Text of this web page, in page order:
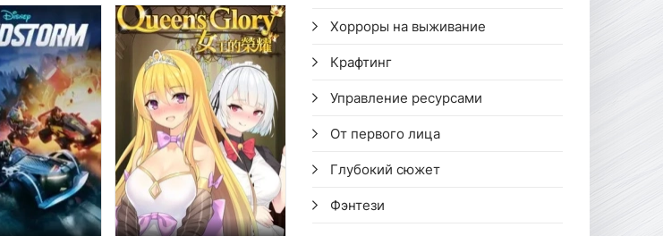
Хорроры на выживание
Крафтинг
Управление ресурсами
От первого лица
Глубокий сюжет
Фэнтези